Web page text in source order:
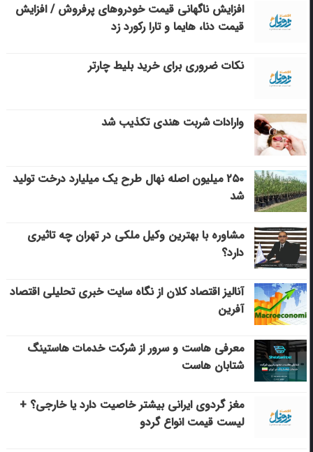
افزایش ناگهانی قیمت خودروهای پرفروش / افزایش
قیمت دنا، هایما و تارا رکورد زد
نکات ضروری برای خرید بلیط چارتر
وارادات شربت هندی تکذیب شد
۲۵۰ میلیون اصله نهال طرح یک میلیارد درخت تولید
شد
مشاوره با بهترین وکیل ملکی در تهران چه تاثیری
دارد؟
آنالیز اقتصاد کلان از نگاه سایت خبری تحلیلی اقتصاد
آفرین
معرفی هاست و سرور از شرکت خدمات هاستینگ
شتابان هاست
مغز گردوی ایرانی بیشتر خاصیت دارد یا خارجی؟ +
لیست قیمت انواع گردو